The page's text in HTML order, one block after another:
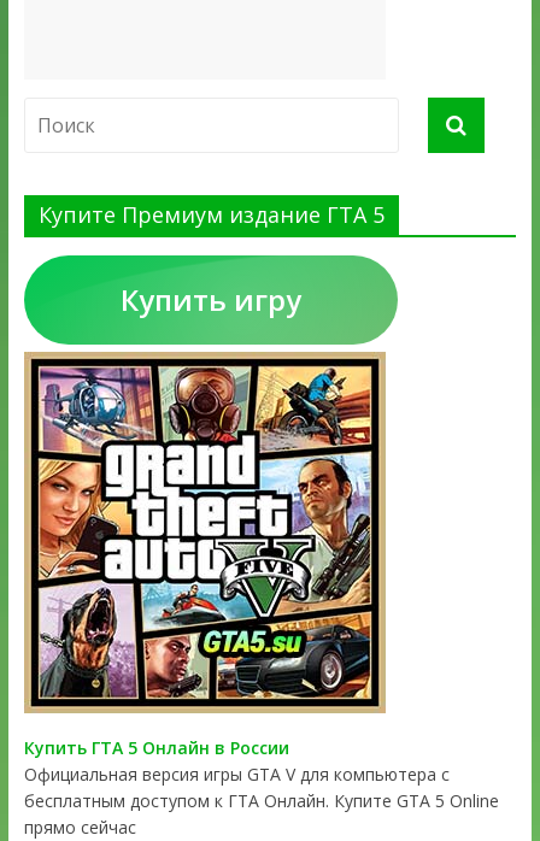
Купите Премиум издание ГТА 5
Купить игру
Купить ГТА 5 Онлайн в России
Официальная версия игры GTA V для компьютера с
бесплатным доступом к ГТА Онлайн. Купите GTA 5 Online
прямо сейчас